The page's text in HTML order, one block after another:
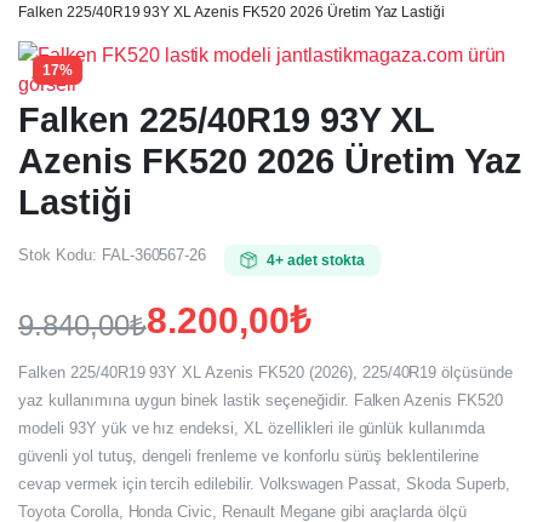
Falken 225/40R19 93Y XL Azenis FK520 2026 Üretim Yaz Lastiği
17%
Falken 225/40R19 93Y XL
Azenis FK520 2026 Üretim Yaz
Lastiği
Stok Kodu: FAL-360567-26 4+ adet stokta
9.840,00₺
Orijinal
fiyat:
9.840,00₺.
8.200,00₺
Şu
andaki
fiyat:
8.200,00₺.
Falken 225/40R19 93Y XL Azenis FK520 (2026), 225/40R19 ölçüsünde
yaz kullanımına uygun binek lastik seçeneğidir. Falken Azenis FK520
modeli 93Y yük ve hız endeksi, XL özellikleri ile günlük kullanımda
güvenli yol tutuş, dengeli frenleme ve konforlu sürüş beklentilerine
cevap vermek için tercih edilebilir. Volkswagen Passat, Skoda Superb,
Toyota Corolla, Honda Civic, Renault Megane gibi araçlarda ölçü